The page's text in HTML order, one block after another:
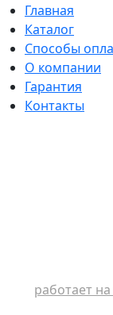
Главная
Каталог
Способы
О компании
Гарантия
Контакты
работает